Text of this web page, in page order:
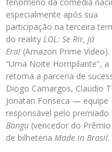
especialmente após sua
participação na terceira
do reality LOL: Se Rir, Já
Era! (Amazon Prime Video).
“Uma Noite Horripilante”, a
retoma a parceria de
Diogo Camargos, Claudio
Jonatan Fonseca — equipe
responsável pelo premiado
Bangu (vencedor do
de bilheteria Made in Brasil.